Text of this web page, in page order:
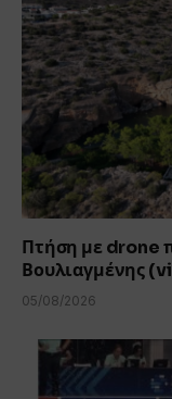
Πτήση με drone
Βουλιαγμένης
05/08/2026